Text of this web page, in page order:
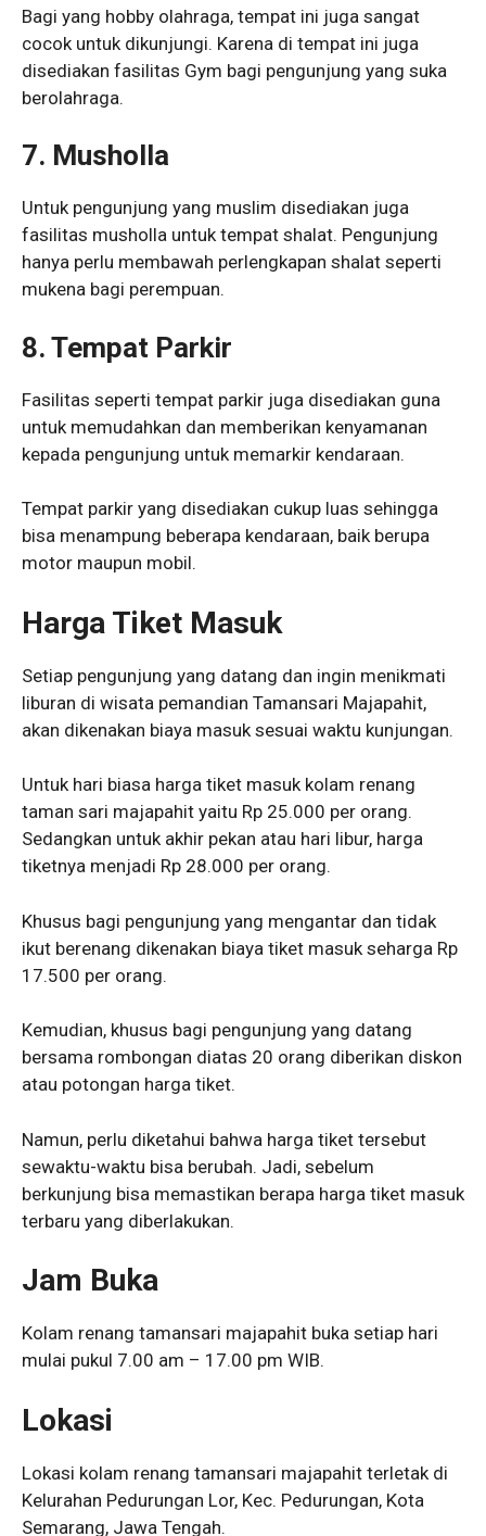
Bagi yang hobby olahraga, tempat ini juga sangat
cocok untuk dikunjungi. Karena di tempat ini juga
disediakan fasilitas Gym bagi pengunjung yang suka
berolahraga.
7. Musholla
Untuk pengunjung yang muslim disediakan juga
fasilitas musholla untuk tempat shalat. Pengunjung
hanya perlu membawah perlengkapan shalat seperti
mukena bagi perempuan.
8. Tempat Parkir
Fasilitas seperti tempat parkir juga disediakan guna
untuk memudahkan dan memberikan kenyamanan
kepada pengunjung untuk memarkir kendaraan.
Tempat parkir yang disediakan cukup luas sehingga
bisa menampung beberapa kendaraan, baik berupa
motor maupun mobil.
Harga Tiket Masuk
Setiap pengunjung yang datang dan ingin menikmati
liburan di wisata pemandian Tamansari Majapahit,
akan dikenakan biaya masuk sesuai waktu kunjungan.
Untuk hari biasa harga tiket masuk kolam renang
taman sari majapahit yaitu Rp 25.000 per orang.
Sedangkan untuk akhir pekan atau hari libur, harga
tiketnya menjadi Rp 28.000 per orang.
Khusus bagi pengunjung yang mengantar dan tidak
ikut berenang dikenakan biaya tiket masuk seharga Rp
17.500 per orang.
Kemudian, khusus bagi pengunjung yang datang
bersama rombongan diatas 20 orang diberikan diskon
atau potongan harga tiket.
Namun, perlu diketahui bahwa harga tiket tersebut
sewaktu-waktu bisa berubah. Jadi, sebelum
berkunjung bisa memastikan berapa harga tiket masuk
terbaru yang diberlakukan.
Jam Buka
Kolam renang tamansari majapahit buka setiap hari
mulai pukul 7.00 am – 17.00 pm WIB.
Lokasi
Lokasi kolam renang tamansari majapahit terletak di
Kelurahan Pedurungan Lor, Kec. Pedurungan, Kota
Semarang, Jawa Tengah.